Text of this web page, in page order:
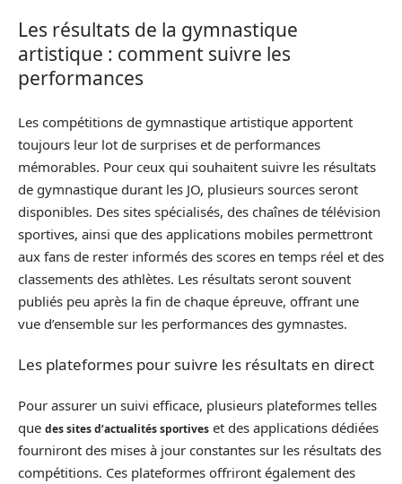
Les résultats de la gymnastique
artistique : comment suivre les
performances
Les compétitions de gymnastique artistique apportent
toujours leur lot de surprises et de performances
mémorables. Pour ceux qui souhaitent suivre les résultats
de gymnastique durant les JO, plusieurs sources seront
disponibles. Des sites spécialisés, des chaînes de télévision
sportives, ainsi que des applications mobiles permettront
aux fans de rester informés des scores en temps réel et des
classements des athlètes. Les résultats seront souvent
publiés peu après la fin de chaque épreuve, offrant une
vue d’ensemble sur les performances des gymnastes.
Les plateformes pour suivre les résultats en direct
Pour assurer un suivi efficace, plusieurs plateformes telles
que des sites d’actualités sportives et des applications dédiées
fourniront des mises à jour constantes sur les résultats des
compétitions. Ces plateformes offriront également des